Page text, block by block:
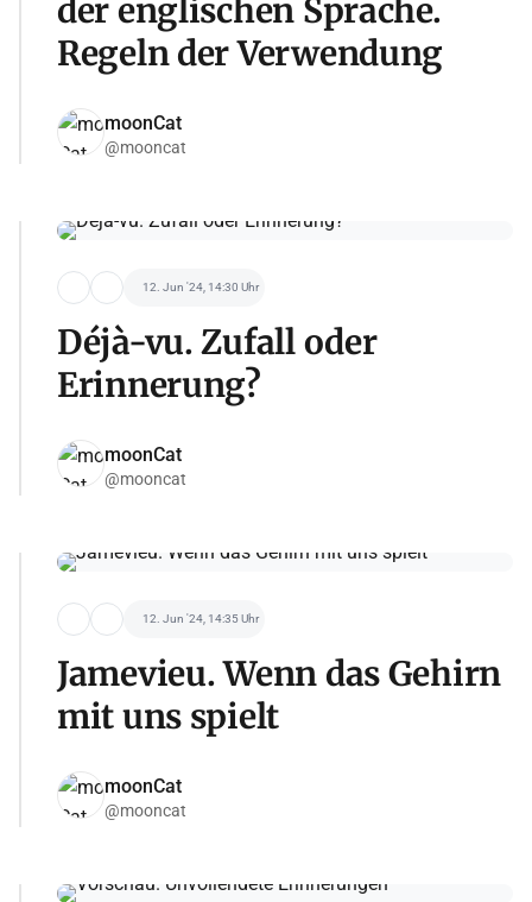
der englischen Sprache.
Regeln der Verwendung
moonCat
@mooncat
12. Jun '24, 14:30 Uhr
Déjà-vu. Zufall oder
Erinnerung?
moonCat
@mooncat
12. Jun '24, 14:35 Uhr
Jamevieu. Wenn das Gehirn
mit uns spielt
moonCat
@mooncat